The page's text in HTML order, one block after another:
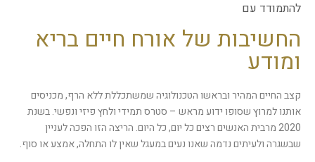
format_underlined הוסף קו תחתון לקישורים
להתמודד עם
החשיבות של אורח חיים בריא
ומודע
קצב החיים המהיר ובראשו הטכנולוגיה שמשתכללת ללא הרף, מכניסים
אותנו למרוץ שסופו ידוע מראש – סטרס תמידי ולחץ פיזי ונפשי. בשנת
2020 מרבית האנשים רצים כל יום, כל היום. הריצה הזו הפכה לעניין
שבשגרה ולעיתים נדמה שאנו נעים במעגל שאין לו התחלה, אמצע או סוף.